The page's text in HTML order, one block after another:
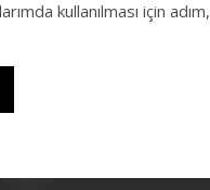
kullanılması için